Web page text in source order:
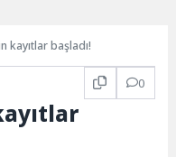
kayıtlar başladı!
0